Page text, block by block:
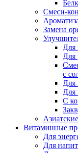
Смеси-
Замена
Для
Для
с
Для
Для
С
Витаминные
Для
Для